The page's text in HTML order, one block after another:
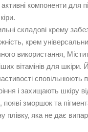
активні компоненти для
складові крему
крем
використання,
вітамінів для шкіри.
сповільнюють
і захищають шкіру
появі зморшок та
плівку, яка не дає